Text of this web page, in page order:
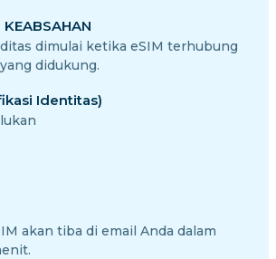
KEABSAHAN
dimulai ketika eSIM terhubung
didukung.
Identitas)
akan tiba di email Anda dalam